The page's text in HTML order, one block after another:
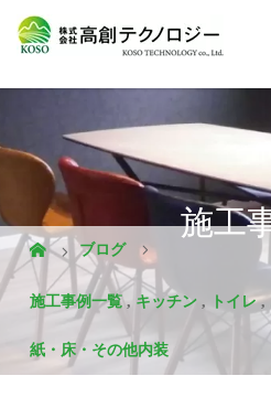
施工
ブログ
施工事例一覧 , キッチン , トイレ ,
紙・床・その他内装